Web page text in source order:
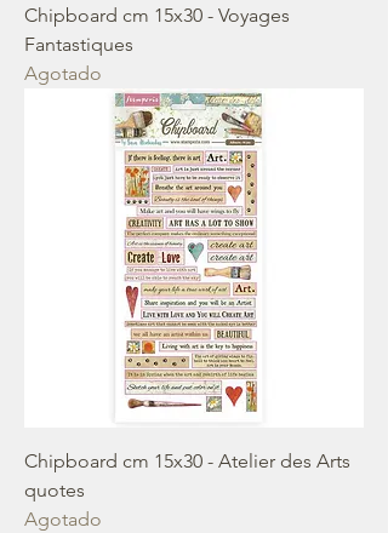
Chipboard cm 15x30 - Voyages
Fantastiques
Agotado
Chipboard cm 15x30 - Atelier des Arts
quotes
Agotado